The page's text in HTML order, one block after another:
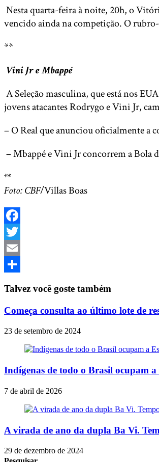
Nesta quarta-feira à noite, 20h, o
vencido ainda na competição. O
**
Vini Jr e Mbappé
A Seleção masculina, que está nos
jovens atacantes Rodrygo e Vini Jr,
– O Real que anunciou oficialmente a
– Mbappé e Vini Jr concorrem a
**
Foto: CBF/Villas Boas
Facebook
Twitter
Email
Talvez você goste também
Começa consulta ao último lote de
23 de setembro de 2024
Indígenas de todo o Brasil ocupam
7 de abril de 2026
A virada de ano da dupla Ba Vi.
29 de dezembro de 2024